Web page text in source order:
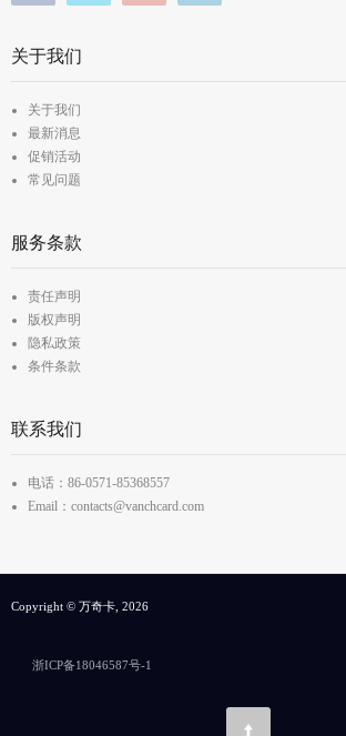
关于我们
关于我们
最新消息
促销活动
常见问题
服务条款
责任声明
版权声明
隐私政策
条件条款
联系我们
电话：86-0571-85368557
Email：contacts@vanchcard.com
Copyright © 万奇卡, 2026
浙ICP备18046587号-1